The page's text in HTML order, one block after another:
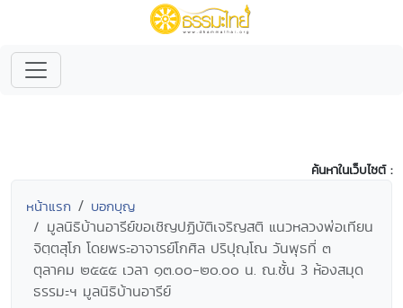
ค้นหาในเว็บไซต์ :
หน้าแรก บอกบุญ
มูลนิธิบ้านอารีย์ขอเชิญปฏิบัติเจริญสติ แนวหลวงพ่อเทียน
จิตฺตสุโภ โดยพระอาจารย์โกศิล ปริปุณฺโณ วันพุธที่ ๓
ตุลาคม ๒๕๕๕ เวลา ๑๓.๐๐-๒๐.๐๐ น. ณ.ชั้น 3 ห้องสมุด
ธรรมะฯ มูลนิธิบ้านอารีย์